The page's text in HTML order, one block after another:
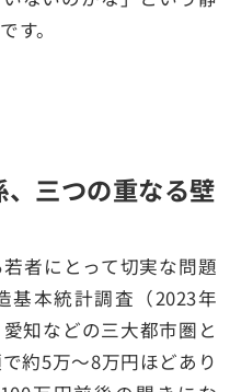
す。
三つの重なる壁
者にとって切実な問題
基本統計調査（2023年
知などの三大都市圏と
約5万〜8万円ほどあり